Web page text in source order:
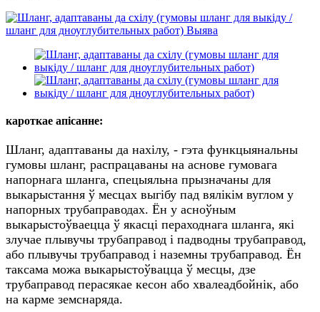
кароткае апісанне:
Шланг, адаптаваны да нахілу, - гэта функцыянальны
гумовы шланг, распрацаваны на аснове гумовага
напорнага шланга, спецыяльна прызначаны для
выкарыстання ў месцах выгібу пад вялікім вуглом у
напорных трубаправодах. Ён у асноўным
выкарыстоўваецца ў якасці пераходнага шланга, які
злучае плывучы трубаправод і падводны трубаправод,
або плывучы трубаправод і наземны трубаправод. Ён
таксама можа выкарыстоўвацца ў месцы, дзе
трубаправод перасякае кесон або хвалеадбойнік, або
на карме земснаряда.